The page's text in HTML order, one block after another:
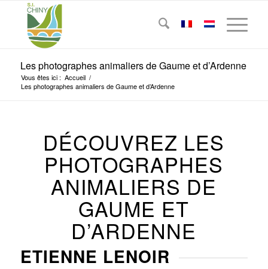
Les photographes animaliers de Gaume et d’Ardenne
Vous êtes ici : Accueil /
Les photographes animaliers de Gaume et d’Ardenne
DÉCOUVREZ LES
PHOTOGRAPHES
ANIMALIERS DE
GAUME ET
D’ARDENNE
ETIENNE LENOIR